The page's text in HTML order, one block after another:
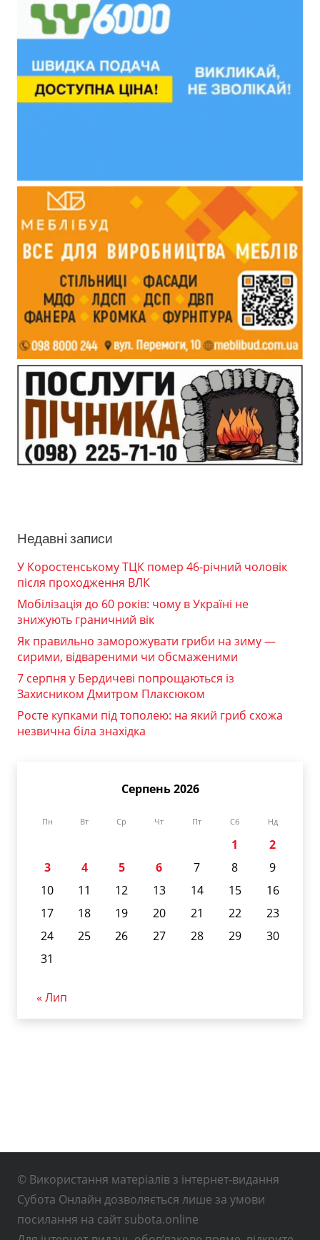
Недавні записи
У Коростенському ТЦК помер 46-річний чоловік
після проходження ВЛК
Мобілізація до 60 років: чому в Україні не
знижують граничний вік
Як правильно заморожувати гриби на зиму —
сирими, відвареними чи обсмаженими
7 серпня у Бердичеві попрощаються із
Захисником Дмитром Плаксюком
Росте купками під тополею: на який гриб схожа
незвична біла знахідка
Серпень 2026
Пн Вт Ср Чт Пт Сб Нд
1
2
3
4 5 6 7 8
9
10
11 12 13 14 15
16
17
18 19 20 21 22
23
24
25 26 27 28 29
30
31
« Лип
© Використання матеріалів з інтернет-видання
Субота Онлайн дозволяється лише за умови
посилання на сайт subota.online